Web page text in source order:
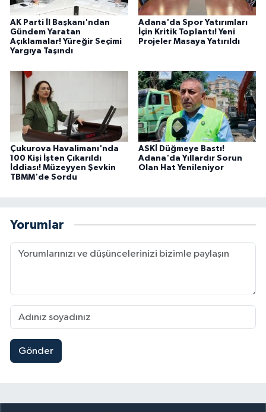
AK Parti İl Başkanı'ndan
Gündem Yaratan
Açıklamalar! Yüreğir Seçimi
Yargıya Taşındı
Adana'da Spor Yatırımları
İçin Kritik Toplantı! Yeni
Projeler Masaya Yatırıldı
Çukurova Havalimanı'nda
100 Kişi İşten Çıkarıldı
İddiası! Müzeyyen Şevkin
TBMM'de Sordu
ASKİ Düğmeye Bastı!
Adana'da Yıllardır Sorun
Olan Hat Yenileniyor
Yorumlar
Gönder